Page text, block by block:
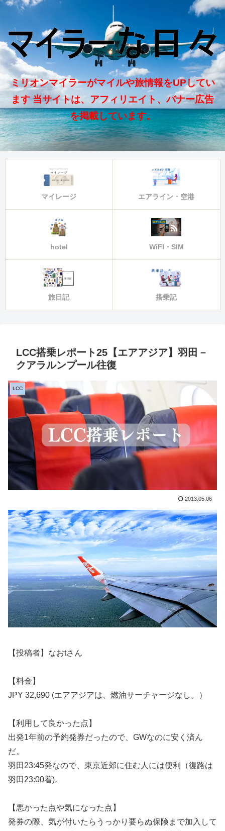
ミリオンマイラーがマイルや旅情報をUPしてい
ます 当サイトは、アフィリエイト、バナー広告
を掲載しています。
マイレージ エアライン・空港
hotel WiFI・SIM
旅日記 搭乗記
LCC搭乗レポート25【エアアジア】羽田－
クアラルンプール往復
LCC
2013.05.06
【投稿者】なおtさん
【料金】
JPY 32,690 (エアアジアは、燃油サーチャージなし。）
【利用して良かった点】
出発1年前の予約発券だったので、GWなのに安く済ん
だ。
羽田23:45発なので、東京近郊に住む人には便利（復路は
羽田23:00着)。
【悪かった点や気になった点】
発券の際、気が付いたらうっかり要らぬ保険まで加入して